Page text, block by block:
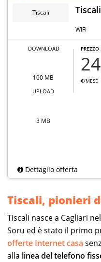
Tiscali
WIFI
DOWNLOAD
100 MB
UPLOAD
3 MB
24
€/MESE
Dettaglio offerta
Tiscali, pionieri
Tiscali nasce a Cagliari
Soru ed è stato il primo
offerte Internet casa
alla linea del telefono